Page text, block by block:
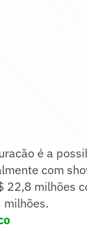
é a
com
22,8 milhões
milhões.